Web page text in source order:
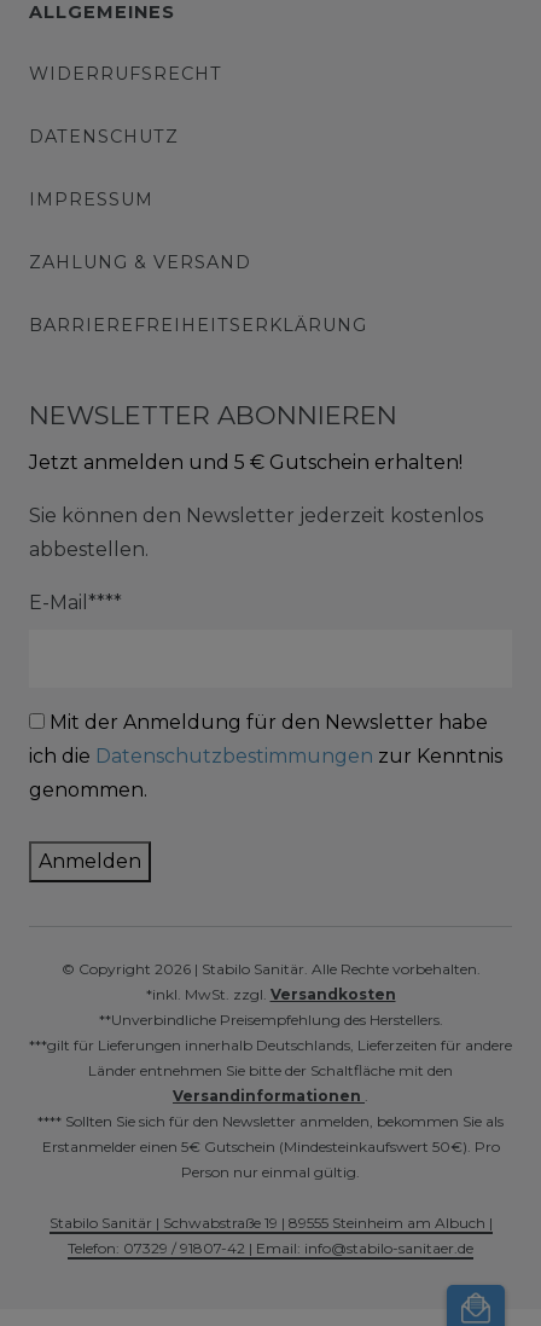
ALLGEMEINES
WIDERRUFSRECHT
DATENSCHUTZ
IMPRESSUM
ZAHLUNG & VERSAND
BARRIEREFREIHEITSERKLÄRUNG
NEWSLETTER ABONNIEREN
Jetzt anmelden und 5 € Gutschein erhalten!
Sie können den Newsletter jederzeit kostenlos
abbestellen.
E-Mail****
Mit der Anmeldung für den Newsletter habe
ich die Datenschutzbestimmungen zur Kenntnis
genommen.
Anmelden
© Copyright 2026 | Stabilo Sanitär. Alle Rechte vorbehalten.
*inkl. MwSt. zzgl. Versandkosten
**Unverbindliche Preisempfehlung des Herstellers.
***gilt für Lieferungen innerhalb Deutschlands, Lieferzeiten für andere
Länder entnehmen Sie bitte der Schaltfläche mit den
Versandinformationen .
**** Sollten Sie sich für den Newsletter anmelden, bekommen Sie als
Erstanmelder einen 5€ Gutschein (Mindesteinkaufswert 50€). Pro
Person nur einmal gültig.
Stabilo Sanitär | Schwabstraße 19 | 89555 Steinheim am Albuch |
Telefon: 07329 / 91807-42 | Email: info@stabilo-sanitaer.de